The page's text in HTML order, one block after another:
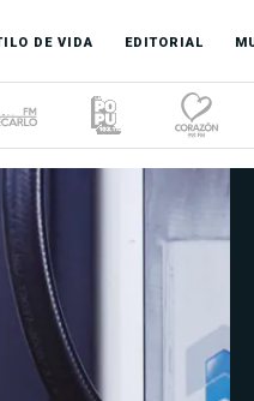
DE VIDA EDITORIAL